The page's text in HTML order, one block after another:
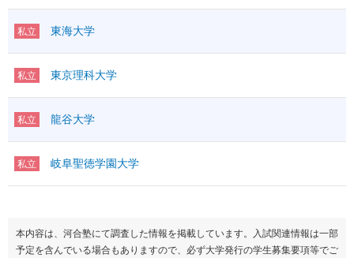
私立 東海大学
私立 東京理科大学
私立 龍谷大学
私立 岐阜聖徳学園大学
本内容は、河合塾にて調査した情報を掲載しています。入試関連情報は一部
予定を含んでいる場合もありますので、必ず大学発行の学生募集要項等でご